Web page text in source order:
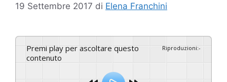
19 Settembre 2017 di Elena Franchini
Premi play per ascoltare questo
contenuto
Riproduzioni:-